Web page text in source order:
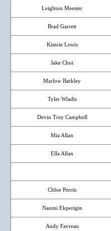
Leighton Meester
Brad Garrett
Kimrie Lewis
Jake Choi
Marlow Barkley
Tyler Wladis
Devin Trey Campbell
Mia Allan
Ella Allan
Chloe Perrin
Naomi Ekperigin
Andy Favreau